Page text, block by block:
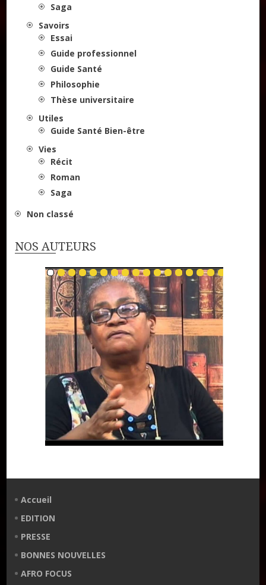
Saga
Savoirs
Essai
Guide professionnel
Guide Santé
Philosophie
Thèse universitaire
Utiles
Guide Santé Bien-être
Vies
Récit
Roman
Saga
Non classé
NOS AUTEURS
Accueil
EDITION
PRESSE
BONNES NOUVELLES
AFRO FOCUS